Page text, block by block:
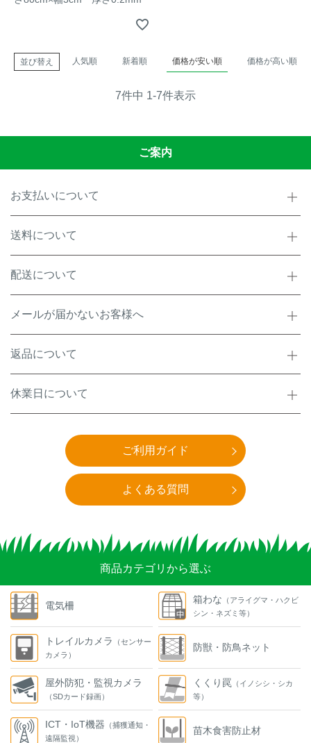
並び替え 人気順 新着順 価格が安い順 価格が高い順
7件中 1-7件表示
ご案内
お支払いについて
送料について
配送について
メールが届かないお客様へ
返品について
休業日について
ご利用ガイド
よくある質問
商品カテゴリから選ぶ
電気柵
トレイルカメラ
（センサー
カメラ）
屋外防犯・監視カメラ
（SDカード録画）
ICT・IoT機器 （捕獲通知・
遠隔監視）
箱わな （アライグマ・ハクビ
シン・ネズミ等）
防獣・防鳥ネット
くくり罠 （イノシシ・シカ
等）
苗木食害防止材